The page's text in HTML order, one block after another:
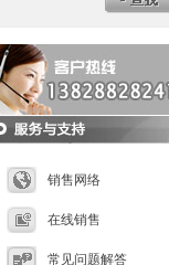
销售网络
在线销售
常见问题解答